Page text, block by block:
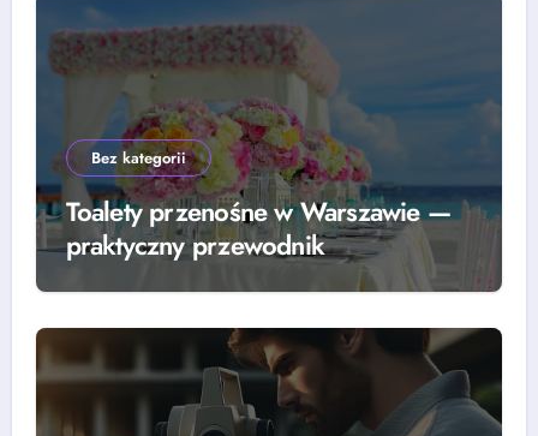
Bez kategorii
Toalety przenośne w Warszawie —
praktyczny przewodnik